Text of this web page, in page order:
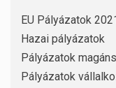
EU Pályázatok
Hazai pályázatok
Pályázatok
Pályázatok